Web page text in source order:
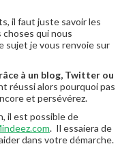
il faut juste savoir les
qui nous
sujet je vous renvoie sur
à un blog, Twitter ou
réussi alors pourquoi pas
et persévérez.
il est possible de
. Il essaiera de
dans votre démarche.